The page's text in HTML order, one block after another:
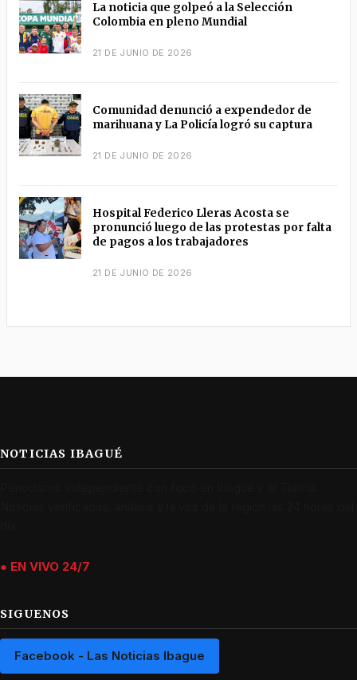
La noticia que golpeó a la Selección
Colombia en pleno Mundial
21 DE JUNIO DE 2026
Comunidad denunció a expendedor de
marihuana y La Policía logró su captura
21 DE JUNIO DE 2026
Hospital Federico Lleras Acosta se
pronunció luego de las protestas por falta
de pagos a los trabajadores
21 DE JUNIO DE 2026
NOTICIAS IBAGUÉ
● EN VIVO 24/7
SIGUENOS
Facebook - Las Noticias Ibague